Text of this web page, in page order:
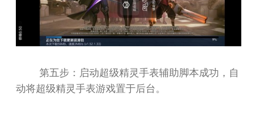
第五步：启动超级精灵手表辅助脚本成功，自
动将超级精灵手表游戏置于后台。